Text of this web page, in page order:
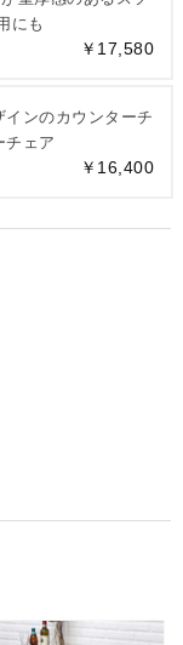
にも
￥17,580
ンのカウンターチ
チェア
￥16,400